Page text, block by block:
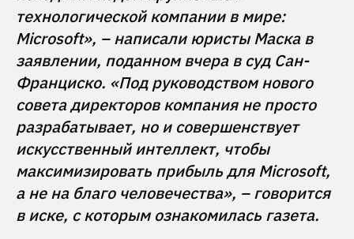
технологической компании в мире:
Microsoft», – написали юристы Маска в
заявлении, поданном вчера в суд Сан-
Франциско. «Под руководством нового
совета директоров компания не просто
разрабатывает, но и совершенствует
искусственный интеллект, чтобы
максимизировать прибыль для Microsoft,
а не на благо человечества», – говорится